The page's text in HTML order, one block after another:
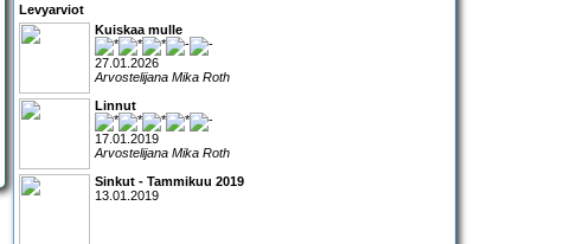
Levyarviot
Kuiskaa mulle
27.01.2026
Arvostelijana Mika Roth
Linnut
17.01.2019
Arvostelijana Mika Roth
Sinkut - Tammikuu 2019
13.01.2019